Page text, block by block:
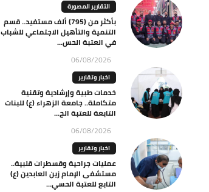
التقارير المصورة
بأكثر من (795) ألف مستفيد.. قسم
التنمية والتأهيل الاجتماعي للشباب
في العتبة الحس...
06/08/2026
اخبار وتقارير
خدمات طبية وإرشادية وتقنية
متكاملة.. جامعة الزهراء (ع) للبنات
التابعة للعتبة الح...
06/08/2026
اخبار وتقارير
عمليات جراحية وقسطرات قلبية..
مستشفى الإمام زين العابدين (ع)
التابع للعتبة الحسي...